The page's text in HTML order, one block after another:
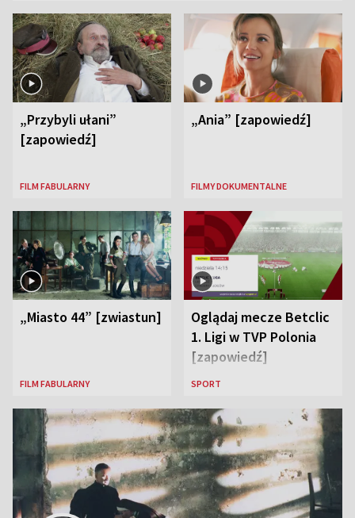
„Przybyli ułani”
[zapowiedź]
FILM FABULARNY
„Ania” [zapowiedź]
FILMY DOKUMENTALNE
„Miasto 44” [zwiastun]
FILM FABULARNY
Oglądaj mecze Betclic
1. Ligi w TVP Polonia
[zapowiedź]
SPORT